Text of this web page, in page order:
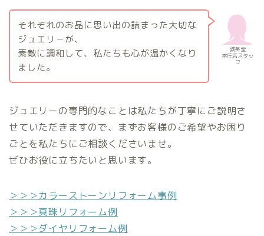
誠美堂
本庄店スタッ
フ
それぞれのお品に思い出の詰まった大切な
ジュエリ－が、
素敵に調和して、私たちも心が温かくなり
ました。
ジュエリーの専門的なことは私たちが丁寧にご説明さ
せていただきますので、まずお客様のご希望やお困り
ごとを私たちにご相談くださいませ。
ぜひお役に立ちたいと思います。
＞＞＞カラーストーンリフォーム事例
＞＞＞真珠リフォーム例
＞＞＞ダイヤリフォーム例